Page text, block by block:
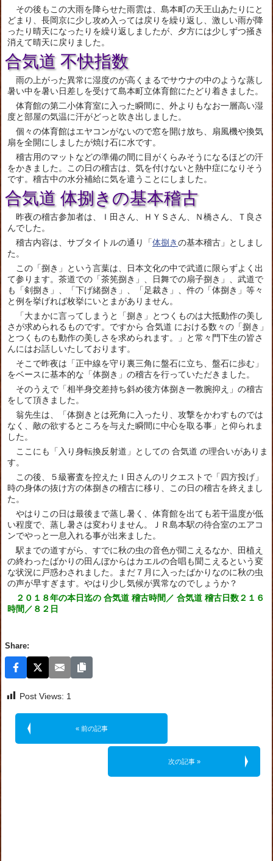
その後もこの大雨を降らせた雨雲は、島本町の天王山あたりにと
どまり、長岡京に少し攻め入っては戻りを繰り返し、激しい雨が降
ったり晴天になったりを繰り返しましたが、夕方には少しずつ掻き
消えて晴天に戻りました。
合気道 不快指数
雨の上がった異常に湿度のが高くまるでサウナの中のような蒸し
暑い中を暑い日差しを受けて島本町立体育館にたどり着きました。
体育館の第二小体育室に入った瞬間に、外よりもなお一層高い湿
度と部屋の気温に汗がどっと吹き出しました。
個々の体育館はエヤコンがないので窓を開け放ち、扇風機や換気
扇を全開にしましたが焼け石に水です。
稽古用のマットなどの準備の間に目がくらみそうになるほどの汗
をかきました。この日の稽古は、気を付けないと熱中症になりそう
です。稽古中の水分補給に気を遣うことにしました。
合気道 体捌きの基本稽古
昨夜の稽古参加者は、Ｉ田さん、ＨＹＳさん、Ｎ橋さん、Ｔ良さ
んでした。
稽古内容は、サブタイトルの通り「体捌きの基本稽古」としまし
た。
この「捌き」という言葉は、日本文化の中で武道に限らずよく出
て参ります。茶道での「茶筅捌き」、日舞での扇子捌き」、武道で
も「剣捌き」、「下げ緒捌き」、「足裁き」、件の「体捌き」等々
と例を挙げれば枚挙にいとまがありません。
「大まかに言ってしまうと「捌き」とつくものは大抵動作の美し
さが求められるものです。ですから 合気道 における数々の「捌き」
とつくものも動作の美しさを求められます。」と常々門下生の皆さ
んにはお話しいたしております。
そこで昨夜は「正中線を守り裏三角に盤石に立ち、盤石に歩む」
をベースに基本的な「体捌き」の稽古を行っていただきました。
そのうえで「相半身交差持ち斜め後方体捌き一教腕抑え」の稽古
をして頂きました。
翁先生は、「体捌きとは死角に入ったり、攻撃をかわすものでは
なく、敵の欲するところを与えた瞬間に中心を取る事」と仰られま
した。
ここにも「入り身転換反射道」としての 合気道 の理合いがありま
す。
この後、５級審査を控えたＩ田さんのリクエストで「四方投げ」
時の身体の抜け方の体捌きの稽古に移り、この日の稽古を終えまし
た。
やはりこの日は最後まで蒸し暑く、体育館を出ても若干温度が低
い程度で、蒸し暑さは変わりません。ＪＲ島本駅の待合室のエアコ
ンでやっと一息入れる事が出来ました。
駅までの道すがら、すでに秋の虫の音色が聞こえるなか、田植え
の終わったばかりの田んぼからはカエルの合唱も聞こえるという変
な状況に戸惑わされました。まだ７月に入ったばかりなのに秋の虫
の声が早すぎます。やはり少し気候が異常なのでしょうか？
２０１８年の本日迄の 合気道 稽古時間／ 合気道 稽古日数２１６
時間／８２日
Share:
Post Views: 1
« 前の記事
次の記事 »